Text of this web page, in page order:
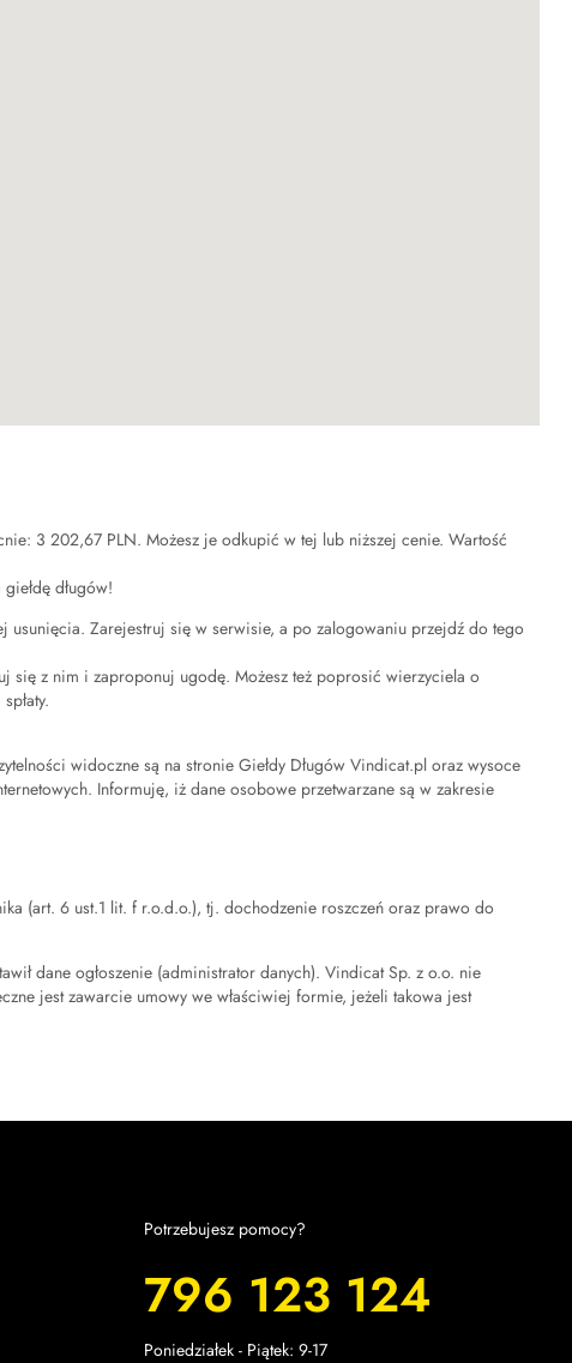
3 202,67 PLN. Możesz je odkupić w tej lub niższej cenie. Wartość
długów!
usunięcia. Zarejestruj się w serwisie, a po zalogowaniu przejdź do tego
się z nim i zaproponuj ugodę. Możesz też poprosić wierzyciela o
widoczne są na stronie Giełdy Długów Vindicat.pl oraz wysoce
Informuję, iż dane osobowe przetwarzane są w zakresie
(art. 6 ust.1 lit. f r.o.d.o.), tj. dochodzenie roszczeń oraz prawo do
dane ogłoszenie (administrator danych). Vindicat Sp. z o.o. nie
jest zawarcie umowy we właściwiej formie, jeżeli takowa jest
Potrzebujesz pomocy?
796 123 124
Poniedziałek - Piątek: 9-17